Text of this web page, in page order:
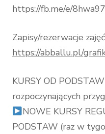
https://fb.me/e/
Zapisy/rezerwacje
https://abballu.pl/
KURSY OD
rozpoczynających
NOWE KURSY
PODSTAW (raz w